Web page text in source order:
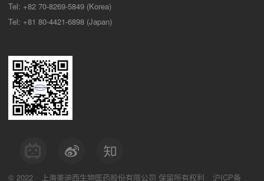
Tel: +82 70-8269-5849 (Korea)
Tel: +81 80-4421-6898 (Japan)
© 2022 上海美迪西生物医药股份有限公司 保留所有权利 沪ICP备